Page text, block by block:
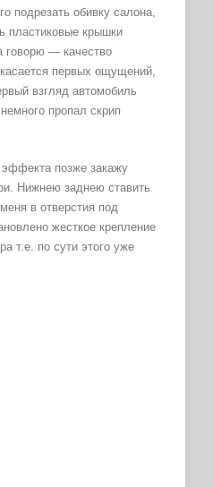
подрезать обивку салона,
пластиковые крышки
говорю — качество
первых ощущений,
взгляд автомобиль
пропал скрип
позже закажу
Нижнею заднею ставить
в отверстия под
жесткое крепление
т.е. по сути этого уже